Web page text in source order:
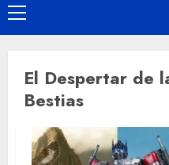
El Despertar de
Bestias